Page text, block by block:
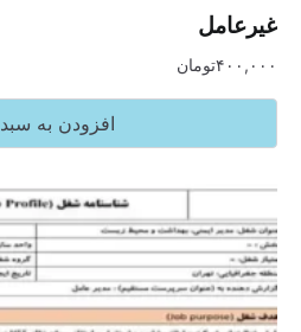
غیرعامل ‏
۴۰۰,۰۰۰تومان
افزودن به